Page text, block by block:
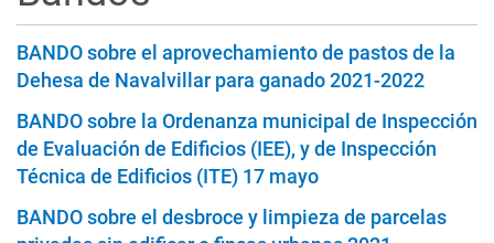
BANDO sobre el aprovechamiento de pastos de la
Dehesa de Navalvillar para ganado 2021-2022
BANDO sobre la Ordenanza municipal de Inspección
de Evaluación de Edificios (IEE), y de Inspección
Técnica de Edificios (ITE) 17 mayo
BANDO sobre el desbroce y limpieza de parcelas